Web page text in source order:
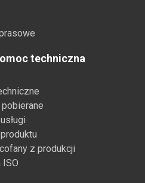
techniczna
z produkcji
ISO